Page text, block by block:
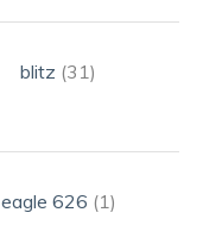
blitz (31)
eagle 626 (1)